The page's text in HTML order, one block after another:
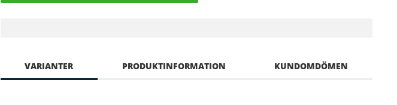
VARIANTER PRODUKTINFORMATION KUNDOMDÖMEN